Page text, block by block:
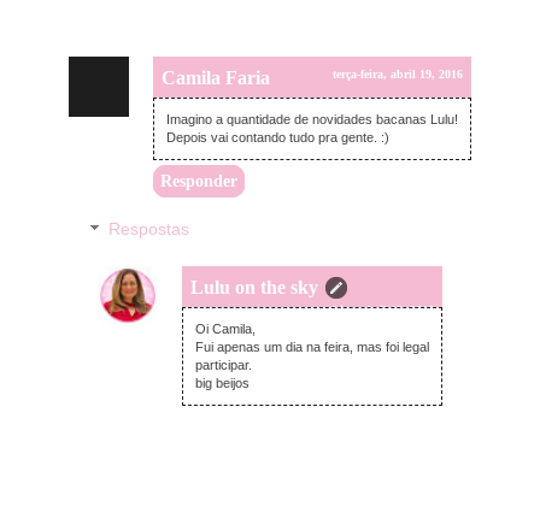
Camila Faria terça-feira, abril 19, 2016
Imagino a quantidade de novidades bacanas Lulu!
Depois vai contando tudo pra gente. :)
Responder
Respostas
Lulu on the sky
terça-feira, abril 19, 2016
Oi Camila,
Fui apenas um dia na feira, mas foi legal
participar.
big beijos